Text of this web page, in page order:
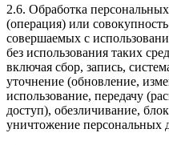
2.6. Обработка
(операция) или
совершаемых с
без использования таких
включая сбор, запись,
уточнение (обновление,
использование, передачу
доступ), обезличивание,
уничтожение персональных